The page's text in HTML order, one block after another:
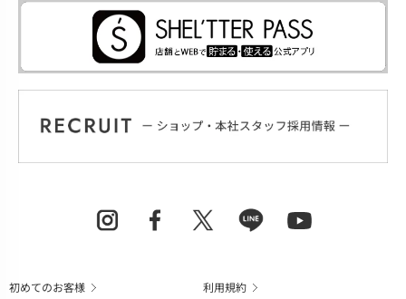
初めてのお客様 利用規約